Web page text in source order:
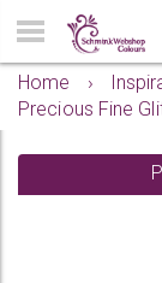
Home
›
Precious Fine